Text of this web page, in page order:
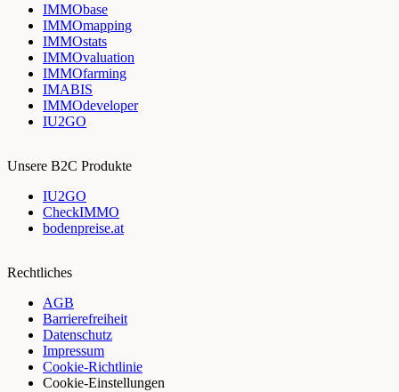
IMMObase
IMMOmapping
IMMOstats
IMMOvaluation
IMMOfarming
IMABIS
IMMOdeveloper
IU2GO
Unsere B2C Produkte
IU2GO
CheckIMMO
bodenpreise.at
Rechtliches
AGB
Barrierefreiheit
Datenschutz
Impressum
Cookie-Richtlinie
Cookie-Einstellungen